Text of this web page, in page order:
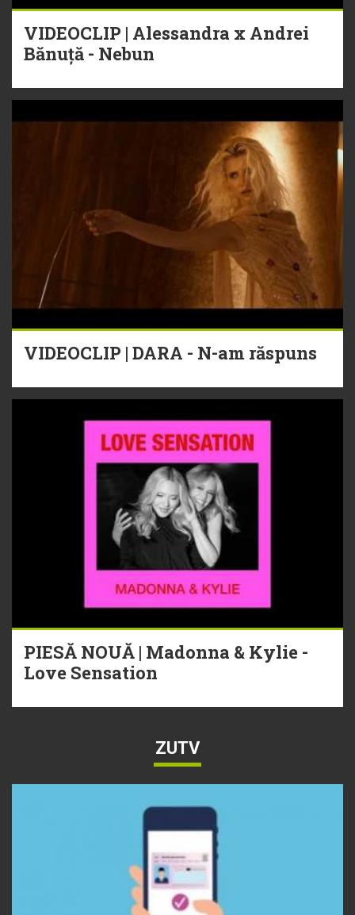
VIDEOCLIP | Alessandra x Andrei
Bănuță - Nebun
VIDEOCLIP | DARA - N-am răspuns
PIESĂ NOUĂ | Madonna & Kylie -
Love Sensation
ZUTV